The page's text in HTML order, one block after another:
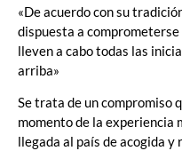
«De acuerdo con su
dispuesta a
lleven a cabo todas las
arriba»
Se trata de un compromiso
momento de la
llegada al país de acogida y